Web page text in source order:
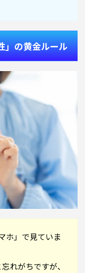
」の黄金ルール
ホ」で見ていま
れがちですが、